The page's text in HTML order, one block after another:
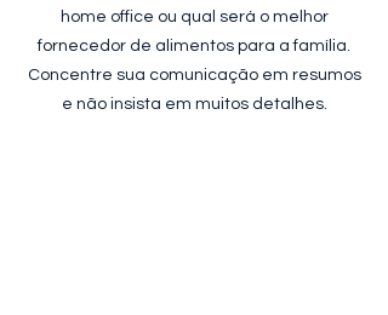
home office ou qual será o melhor
fornecedor de alimentos para a família.
Concentre sua comunicação em resumos
e não insista em muitos detalhes.